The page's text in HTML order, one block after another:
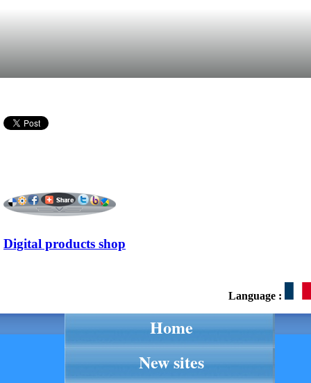
Digital products shop
Language :
Home
New sites